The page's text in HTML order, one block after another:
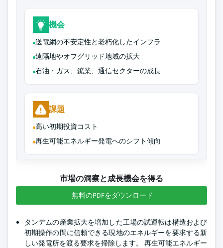
機会
送電網の不安定性と老朽化したインフラ
遠隔地やオフグリッド地域の拡大
石油・ガス、鉱業、通信セクターの成長
課題
高い初期投資コスト
再生可能エネルギー発電へのシフト傾向
市場の洞察と成長機会を得る
無料のPDFをダウンロード
タンデムの産業拡大を増加した工場の試運転は構造および
初期操作の間に信頼できる現地のエネルギーを要求する新
しい発電所を渡る要求を掃除します。 再生可能エネルギー